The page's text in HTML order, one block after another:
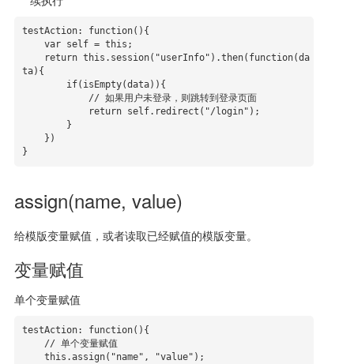
testAction: function(){
ta){
}
assign(name, value)
给模版变量赋值，或者读取已经赋值的模版变量。
变量赋值
单个变量赋值
testAction: function(){